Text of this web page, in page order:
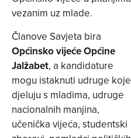
vezanim uz mlade.
Članove Savjeta bira
Općinsko vijeće Općine
Jalžabet, a kandidature
mogu istaknuti udruge koje
djeluju s mladima, udruge
nacionalnih manjina,
učenička vijeća, studentski